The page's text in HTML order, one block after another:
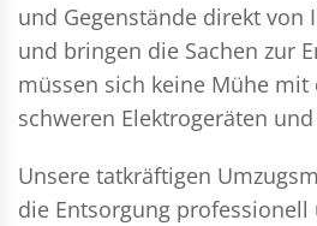
und Gegenstände direkt von
und bringen die Sachen zur
müssen sich keine Mühe mit
schweren Elektrogeräten
Unsere tatkräftigen
die Entsorgung